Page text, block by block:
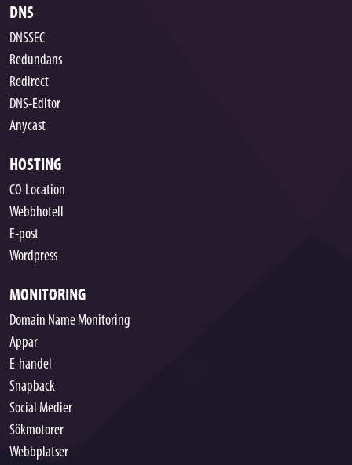
DNS
DNSSEC
Redundans
Redirect
DNS-Editor
Anycast
HOSTING
CO-Location
Webbhotell
E-post
Wordpress
MONITORING
Domain Name Monitoring
Appar
E-handel
Snapback
Social Medier
Sökmotorer
Webbplatser